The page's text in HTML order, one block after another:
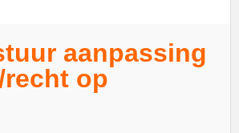
aanpassing
op